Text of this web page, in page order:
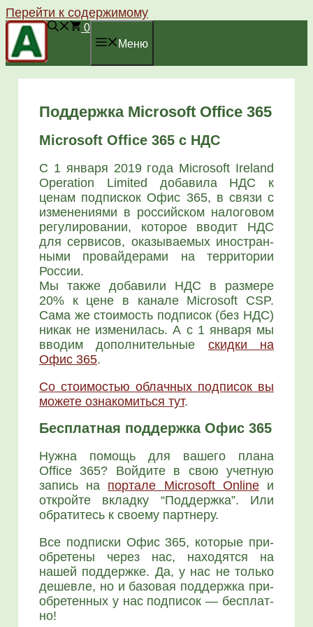
Перейти к содержимому
0
Меню
Поддержка Microsoft Office 365
Microsoft Office 365 с НДС
С 1 янва­ря 2019 года Microsoft Ireland
Operation Limited доба­ви­ла НДС к
ценам под­пис­кок Офис 365, в свя­зи с
изме­не­ни­я­ми в рос­сий­ском нало­го­вом
регу­ли­ро­ва­нии, кото­рое вво­дит НДС
для сер­ви­сов, ока­зы­ва­е­мых ино­стран­
ны­ми про­вай­де­ра­ми на тер­ри­то­рии
Рос­сии.
Мы так­же доба­ви­ли НДС в раз­ме­ре
20% к цене в кана­ле Microsoft CSP.
Сама же сто­и­мость под­пи­сок (без НДС)
никак не изме­ни­лась. А с 1 янва­ря мы
вво­дим допол­ни­тель­ные скид­ки на
Офис 365.
Со сто­и­мо­стью облач­ных под­пи­сок вы
може­те озна­ко­мить­ся тут.
Бесплатная поддержка Офис 365
Нуж­на помощь для ваше­го пла­на
Office 365? Вой­ди­те в свою учет­ную
запись на пор­та­ле Microsoft Onlineи
открой­те вклад­ку “Под­держ­ка”. Или
обра­ти­тесь к сво­е­му парт­не­ру.
Все под­пис­ки Офис 365, кото­рые при­
об­ре­те­ны через нас, нахо­дят­ся на
нашей под­держ­ке. Да, у нас не толь­ко
дешев­ле, но и базо­вая под­держ­ка при­
об­ре­тен­ных у нас под­пи­сок — бес­плат­
но!